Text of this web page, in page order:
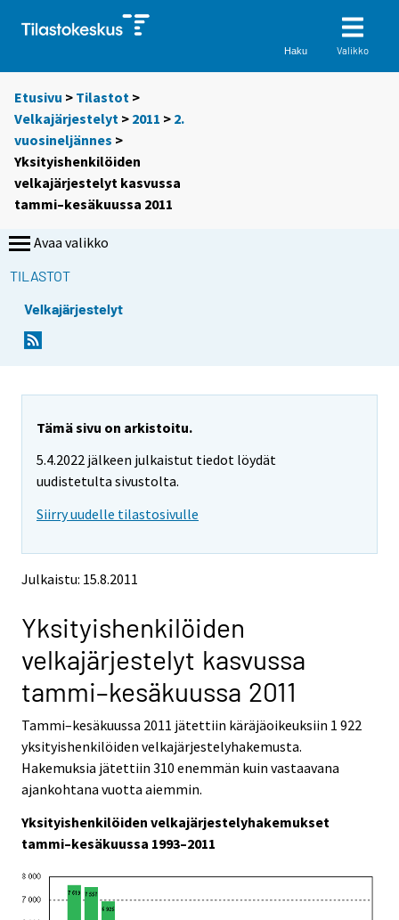
Haku Valikko
Etusivu > Tilastot >
Velkajärjestelyt > 2011 > 2.
vuosineljännes >
Yksityishenkilöiden
velkajärjestelyt kasvussa
tammi–kesäkuussa 2011
Avaa valikko
TILASTOT
Velkajärjestelyt
Tämä sivu on arkistoitu.
5.4.2022 jälkeen julkaistut tiedot löydät
uudistetulta sivustolta.
Siirry uudelle tilastosivulle
Julkaistu: 15.8.2011
Yksityishenkilöiden
velkajärjestelyt kasvussa
tammi–kesäkuussa 2011
Tammi–kesäkuussa 2011 jätettiin käräjäoikeuksiin 1 922
yksityishenkilöiden velkajärjestelyhakemusta.
Hakemuksia jätettiin 310 enemmän kuin vastaavana
ajankohtana vuotta aiemmin.
Yksityishenkilöiden velkajärjestelyhakemukset
tammi–kesäkuussa 1993–2011